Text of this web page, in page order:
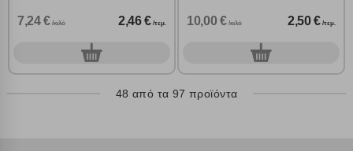
7,24 € /κιλό 2,46 € /τεμ.
0τεμ.
10,00 € /κιλό 2,50 € /τεμ.
0τεμ.
48 από τα 97 προϊόντα